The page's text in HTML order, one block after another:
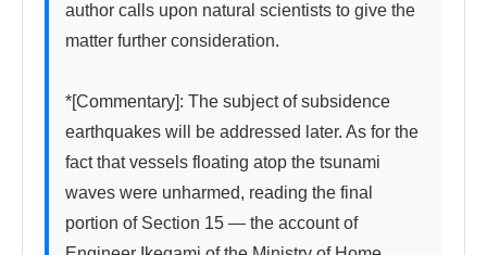
author calls upon natural scientists to give the
matter further consideration.
*[Commentary]: The subject of subsidence
earthquakes will be addressed later. As for the
fact that vessels floating atop the tsunami
waves were unharmed, reading the final
portion of Section 15 — the account of